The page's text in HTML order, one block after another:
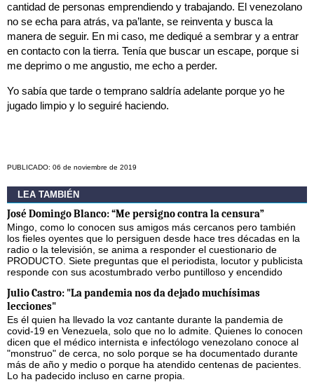
cantidad de personas emprendiendo y trabajando. El venezolano
no se echa para atrás, va pa’lante, se reinventa y busca la
manera de seguir. En mi caso, me dediqué a sembrar y a entrar
en contacto con la tierra. Tenía que buscar un escape, porque si
me deprimo o me angustio, me echo a perder.
Yo sabía que tarde o temprano saldría adelante porque yo he
jugado limpio y lo seguiré haciendo.
PUBLICADO: 06 de noviembre de 2019
LEA TAMBIÉN
José Domingo Blanco: “Me persigno contra la censura”
Mingo, como lo conocen sus amigos más cercanos pero también
los fieles oyentes que lo persiguen desde hace tres décadas en la
radio o la televisión, se anima a responder el cuestionario de
PRODUCTO. Siete preguntas que el periodista, locutor y publicista
responde con sus acostumbrado verbo puntilloso y encendido
Julio Castro: "La pandemia nos da dejado muchísimas
lecciones"
Es él quien ha llevado la voz cantante durante la pandemia de
covid-19 en Venezuela, solo que no lo admite. Quienes lo conocen
dicen que el médico internista e infectólogo venezolano conoce al
"monstruo" de cerca, no solo porque se ha documentado durante
más de año y medio o porque ha atendido centenas de pacientes.
Lo ha padecido incluso en carne propia.